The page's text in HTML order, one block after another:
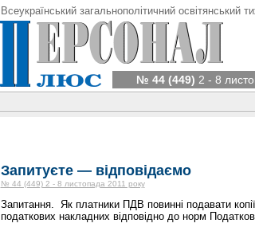
Всеукраїнський загальнополітичний освітянський
№ 44 (449) 2 - 8
Запитуєте — відповідаємо
№ 44 (449) 2 - 8 листопада 2011 року
Запитання. Як платники ПДВ повинні подавати
податкових накладних відповідно до норм